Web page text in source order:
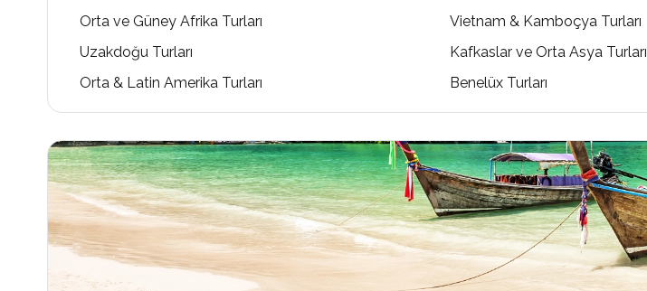
Orta ve Güney Afrika Turları
Vietnam & Kamboçya Turları
Uzakdoğu Turları
Kafkaslar ve Orta Asya Turları
Orta & Latin Amerika Turları
Benelüx Turları